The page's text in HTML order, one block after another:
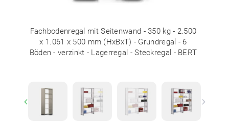
Fachbodenregal mit Seitenwand - 350 kg - 2.500
x 1.061 x 500 mm (HxBxT) - Grundregal - 6
Böden - verzinkt - Lagerregal - Steckregal - BERT
Previous Next